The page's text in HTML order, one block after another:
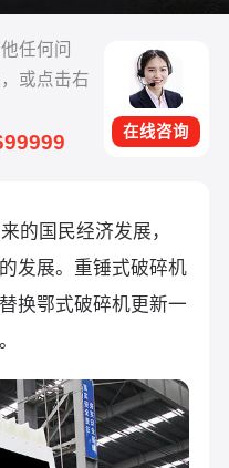
任何问
或点击右
在线咨询
的国民经济发展，
发展。重锤式破碎机
换鄂式破碎机更新一